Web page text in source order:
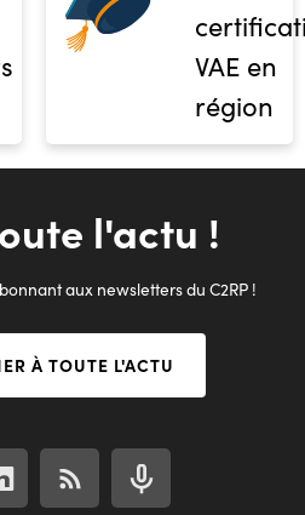
VAE en
région
l'actu !
aux newsletters du C2RP !
À TOUTE L'ACTU